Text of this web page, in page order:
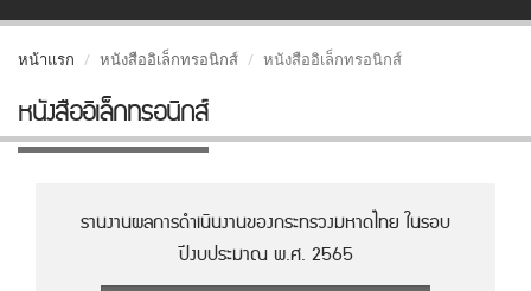
หน้าแรก หนังสืออิเล็กทรอนิกส์ หนังสืออิเล็กทรอนิกส์
หนังสืออิเล็กทรอนิกส์
รานงานผลการดำเนินงานของกระทรวงมหาดไทย ในรอบ
ปีงบประมาณ พ.ศ. 2565